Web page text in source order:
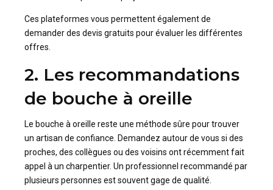
Ces plateformes vous permettent également de
demander des devis gratuits pour évaluer les différentes
offres.
2. Les recommandations
de bouche à oreille
Le bouche à oreille reste une méthode sûre pour trouver
un artisan de confiance. Demandez autour de vous si des
proches, des collègues ou des voisins ont récemment fait
appel à un charpentier. Un professionnel recommandé par
plusieurs personnes est souvent gage de qualité.